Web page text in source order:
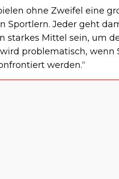
ohne Zweifel eine
Sportlern. Jeder geht
starkes Mittel sein, um
problematisch,
werden.“